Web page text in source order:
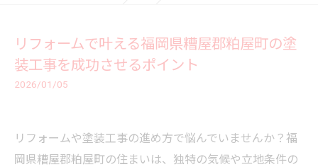
リフォームで叶える福岡県糟屋郡粕屋町の塗
装工事を成功させるポイント
2026/01/05
リフォームや塗装工事の進め方で悩んでいませんか？福
岡県糟屋郡粕屋町の住まいは、独特の気候や立地条件の